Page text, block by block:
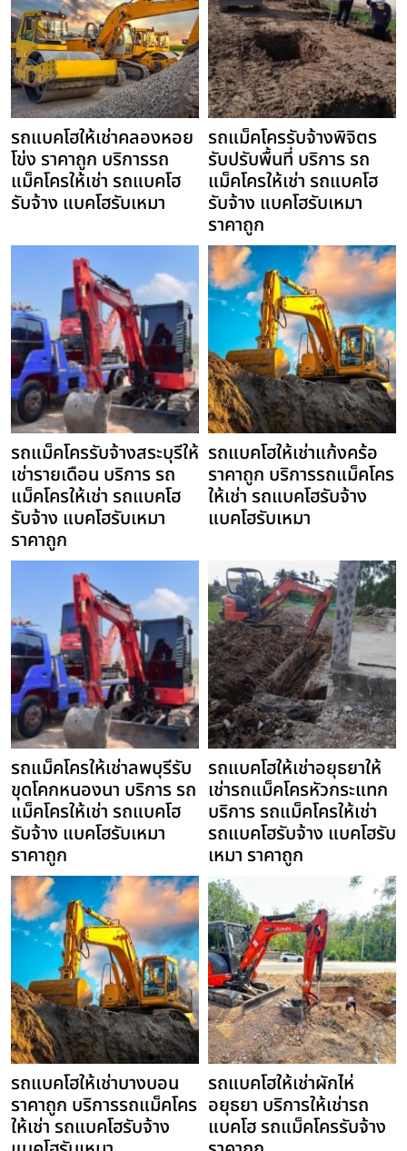
รถแบคโฮให้เช่าคลองหอย
โข่ง ราคาถูก บริการรถ
แม็คโครให้เช่า รถแบคโฮ
รับจ้าง แบคโฮรับเหมา
รถแม็คโครรับจ้างพิจิตร
รับปรับพื้นที่ บริการ รถ
แม็คโครให้เช่า รถแบคโฮ
รับจ้าง แบคโฮรับเหมา
ราคาถูก
รถแม็คโครรับจ้างสระบุรีให้
เช่ารายเดือน บริการ รถ
แม็คโครให้เช่า รถแบคโฮ
รับจ้าง แบคโฮรับเหมา
ราคาถูก
รถแบคโฮให้เช่าแก้งคร้อ
ราคาถูก บริการรถแม็คโคร
ให้เช่า รถแบคโฮรับจ้าง
แบคโฮรับเหมา
รถแม็คโครให้เช่าลพบุรีรับ
ขุดโคกหนองนา บริการ รถ
แม็คโครให้เช่า รถแบคโฮ
รับจ้าง แบคโฮรับเหมา
ราคาถูก
รถแบคโฮให้เช่าอยุธยาให้
เช่ารถแม็คโครหัวกระแทก
บริการ รถแม็คโครให้เช่า
รถแบคโฮรับจ้าง แบคโฮรับ
เหมา ราคาถูก
รถแบคโฮให้เช่าบางบอน
ราคาถูก บริการรถแม็คโคร
ให้เช่า รถแบคโฮรับจ้าง
รถแบคโฮให้เช่าผักไห่
อยุธยา บริการให้เช่ารถ
แบคโฮ รถแม็คโครรับจ้าง